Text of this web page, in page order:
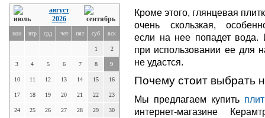
август
2026
пон втр срд чет пят суб вск
1 2
3 4 5 6 7 8 9
10 11 12 13 14 15 16
17 18 19 20 21 22 23
24 25 26 27 28 29 30
Кроме этого, глянцевая
очень скользкая,
если на нее попадет вода.
при использовании ее для
не удастся.
Почему стоит выбрать
Мы предлагаем купить
интернет-магазине